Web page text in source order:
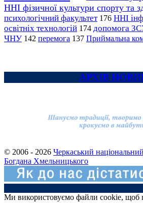
ННІ фізичної культури спорту та
психологічний факультет 176 ННІ
освітніх технологій 174 допомога
ЧНУ 142 перемога 137 Приймальна
АРХІВ
© 2006 - 2026 Черкаський
Богдана Хмельницького
Ми використовуємо файли cookie, щоб